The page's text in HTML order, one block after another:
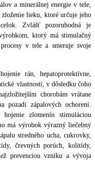
a minerálnej energie v tele,
zloženie lieku, ktoré určuje jeho
Zvlášť pozoruhodná je
ktorý má stimulačný
v tele a smeruje svoje
rán, hepatoprotektívne,
vlastnosti, v dôsledku čoho
chorobám vrátane
pozadí zápalových ochorení.
hojenie zlomenín stimuláciou
má výrobok výrazný liečebný
stredného ucha, cukrovky,
črevných porúch, kolitídy,
prevenciou vzniku a vývoja